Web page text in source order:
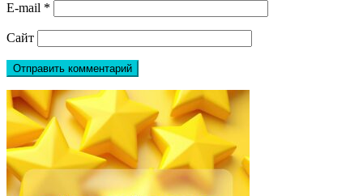
E-mail *
Сайт